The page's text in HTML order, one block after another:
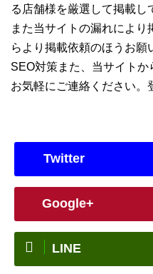
る店舗様を厳選して掲載し
また当サイトの漏れにより
らより掲載依頼のほうお願
SEO対策また、当サイト
お気軽にご連絡ください。
Twitter
Google+
LINE